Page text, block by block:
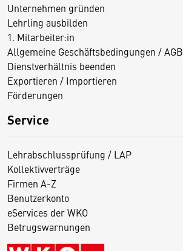
Unternehmen gründen
Lehrling ausbilden
1. Mitarbeiter:in
Allgemeine Geschäftsbedingungen / AGB
Dienstverhältnis beenden
Exportieren / Importieren
Förderungen
Service
Lehrabschlussprüfung / LAP
Kollektivverträge
Firmen A-Z
Benutzerkonto
eServices der WKO
Betrugswarnungen